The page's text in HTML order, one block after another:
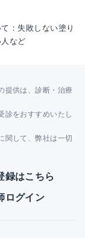
：失敗しない塗り
など
提供は、診断・治療
診をおすすめいたし
関して、弊社は一切
録はこちら
ログイン